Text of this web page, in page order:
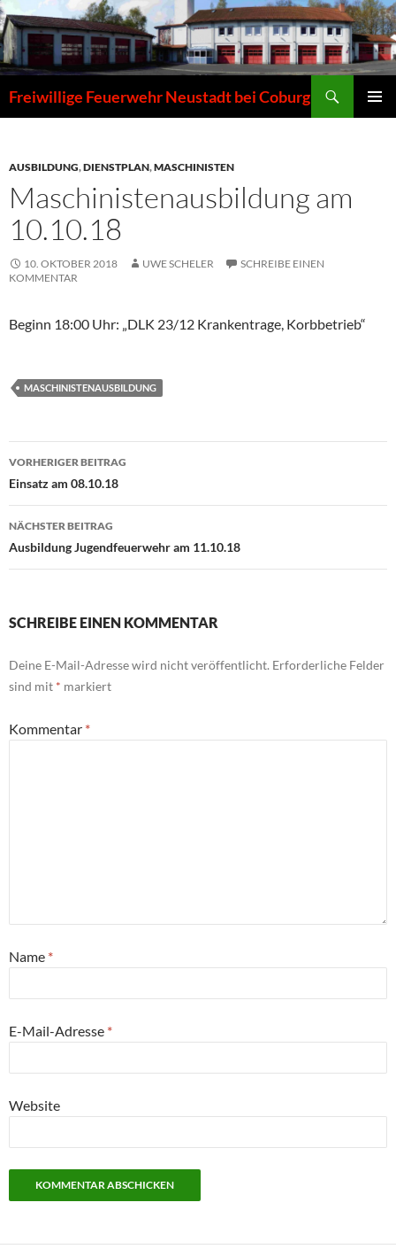
Zum
Inhalt
springen
Freiwillige Feuerwehr Neustadt bei Coburg
AUSBILDUNG,DIENSTPLAN,MASCHINISTEN
Maschinistenausbildung am
10.10.18
10. OKTOBER 2018 UWE SCHELER
SCHREIBE EINEN
KOMMENTAR
Beginn 18:00 Uhr: „DLK 23/12 Krankentrage, Korbbetrieb“
MASCHINISTENAUSBILDUNG
Beitragsnavigation
VORHERIGER BEITRAG
Einsatz am 08.10.18
NÄCHSTER BEITRAG
Ausbildung Jugendfeuerwehr am 11.10.18
SCHREIBE EINEN KOMMENTAR
Deine E-Mail-Adresse wird nicht veröffentlicht. Erforderliche Felder
sind mit * markiert
Kommentar *
Name *
E-Mail-Adresse *
Website